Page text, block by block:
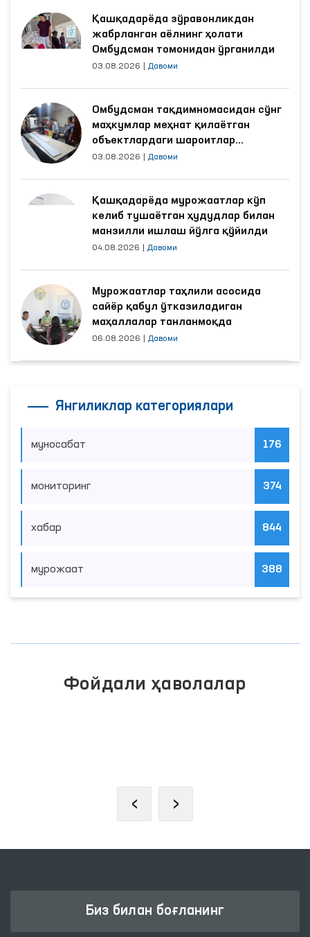
Қашқадарёда зўравонликдан
жабрланган аёлнинг ҳолати
Омбудсман томонидан ўрганилди
03.08.2026 Давоми
Омбудсман тақдимномасидан сўнг
маҳкумлар меҳнат қилаётган
объектлардаги шароитлар
яхшиланди
03.08.2026 Давоми
Қашқадарёда мурожаатлар кўп
келиб тушаётган ҳудудлар билан
манзилли ишлаш йўлга қўйилди
04.08.2026 Давоми
Мурожаатлар таҳлили асосида
сайёр қабул ўтказиладиган
маҳаллалар танланмоқда
06.08.2026 Давоми
Янгиликлар категориялари
муносабат 176
мониторинг 374
хабар 844
мурожаат 388
Фойдали ҳаволалар
‹ ›
Биз билан боғланинг